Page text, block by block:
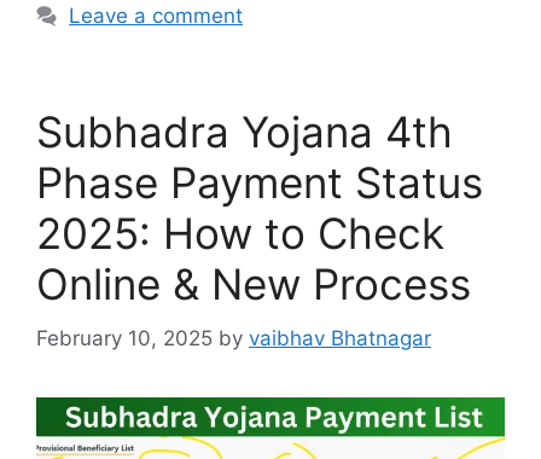
Leave a comment
Subhadra Yojana 4th
Phase Payment Status
2025: How to Check
Online & New Process
February 10, 2025 by vaibhav Bhatnagar